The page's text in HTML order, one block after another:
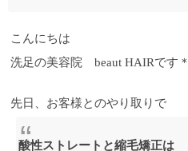
こんにちは
洗足の美容院 beaut HAIRです＊
先日、お客様とのやり取りで
酸性ストレートと縮毛矯正は